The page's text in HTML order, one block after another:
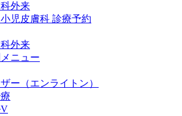
外来
児皮膚科 診療予約
外来
ニュー
ー（エンライトン）